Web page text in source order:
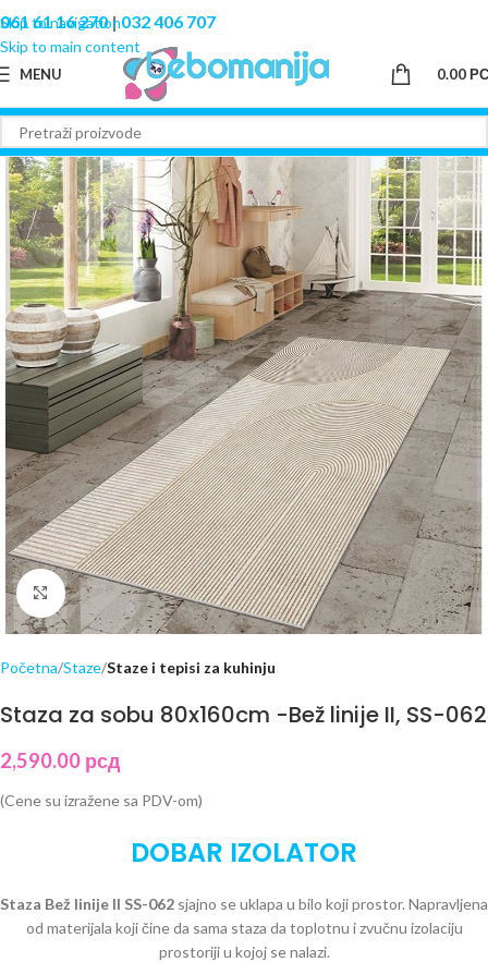
Skip to navigation
Skip to main content
061 61 16 270|032 406 707
MENU 0.00
Click to enlarge
Početna Staze Staze i tepisi za kuhinju
Staza za sobu 80x160cm -Bež linije II, SS-062
2,590.00 рсд
(Cene su izražene sa PDV-om)
DOBAR IZOLATOR
Staza Bež linije II SS-062 sjajno se uklapa u bilo koji prostor. Napravljena
od materijala koji čine da sama staza da toplotnu i zvučnu izolaciju
prostoriji u kojoj se nalazi.